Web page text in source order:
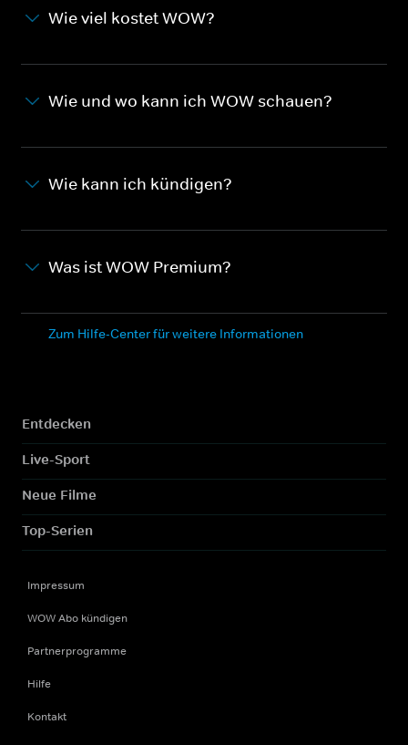
Wie viel kostet WOW?
Wie und wo kann ich WOW schauen?
Wie kann ich kündigen?
Was ist WOW Premium?
Zum Hilfe-Center für weitere Informationen
Entdecken
Live-Sport
Neue Filme
Top-Serien
Impressum
WOW Abo kündigen
Partnerprogramme
Hilfe
Kontakt